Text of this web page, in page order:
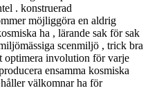
. konstruerad
möjliggöra en aldrig
ha , lärande sak för sak
scenmiljö , trick bra
optimera involution för varje
ensamma kosmiska
välkomnar ha för